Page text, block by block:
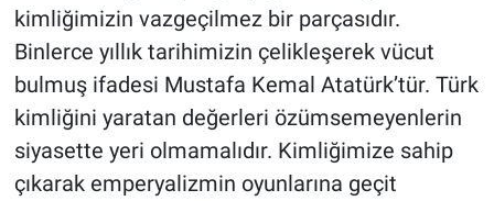
kimliğimizin vazgeçilmez bir parçasıdır.
Binlerce yıllık tarihimizin çelikleşerek vücut
bulmuş ifadesi Mustafa Kemal Atatürk’tür. Türk
kimliğini yaratan değerleri özümsemeyenlerin
siyasette yeri olmamalıdır. Kimliğimize sahip
çıkarak emperyalizmin oyunlarına geçit